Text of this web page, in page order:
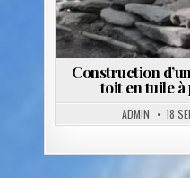
Construction
toit en tuile
ADMIN 18